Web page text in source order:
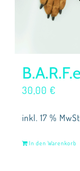
30,00 €
inkl. 17 %
In den Warenkorb